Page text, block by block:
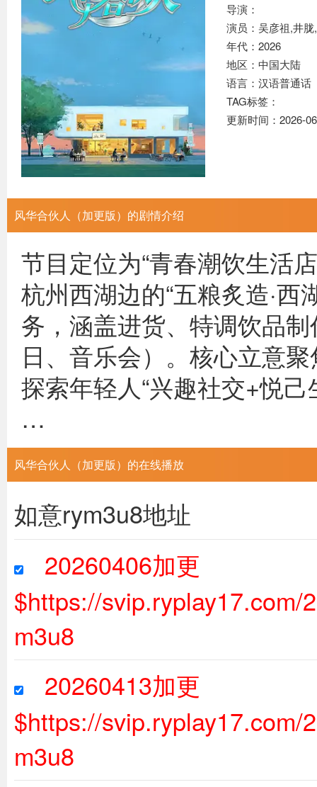
导演：
演员：吴彦祖,井
年代：2026
地区：中国大陆
语言：汉语普通话
TAG标签：
更新时间：2026-
风华合伙人（加更版）的剧情介绍
节目定位为“青春潮饮生活
杭州西湖边的“五粮炙造·
务，涵盖进货、特调饮品
日、音乐会）。核心立意聚
探索年轻人“兴趣社交+悦
…
风华合伙人（加更版）的在线播放
如意rym3u8地址
20260406加更
$https://svip.ryplay17.com/
m3u8
20260413加更
$https://svip.ryplay17.com/
m3u8